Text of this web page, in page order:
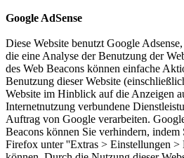
Google AdSense
Diese Website benutzt Google
die eine Analyse der Benutzung der
des Web Beacons können einfache
Benutzung dieser Website
Website im Hinblick auf die Anzeigen
Internetnutzung verbundene
Auftrag von Google verarbeiten.
Beacons können Sie verhindern,
Firefox unter ''Extras > Einstellungen >